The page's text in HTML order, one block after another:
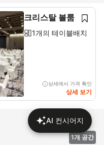
크리스탈 볼룸
1개의 테이블배치
상세에서 가격 확인
상세 보기
1개 공간
AI 컨시어지